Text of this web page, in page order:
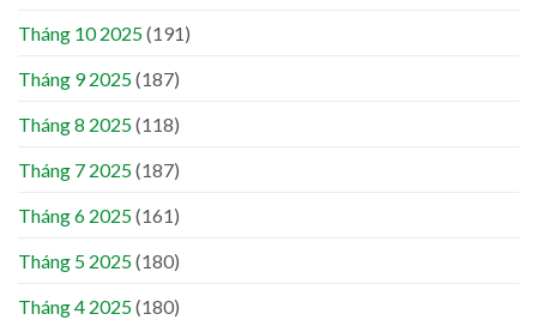
Tháng 10 2025(191)
Tháng 9 2025(187)
Tháng 8 2025(118)
Tháng 7 2025(187)
Tháng 6 2025(161)
Tháng 5 2025(180)
Tháng 4 2025(180)